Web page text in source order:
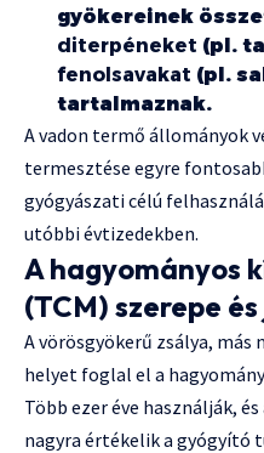
gyökereinek
diterpéneket (pl.
fenolsavakat (pl.
tartalmaznak.
A vadon termő állományok
termesztése egyre
gyógyászati célú
utóbbi évtizedekben.
A hagyományos
(TCM) szerepe
A vörösgyökerű zsálya, más
helyet foglal el a
Több ezer éve használják,
nagyra értékelik a gyógyító